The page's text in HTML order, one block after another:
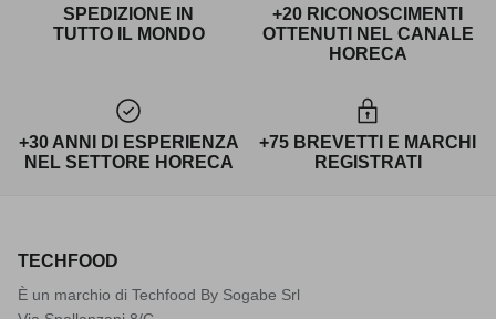
SPEDIZIONE IN
TUTTO IL MONDO
+20 RICONOSCIMENTI
OTTENUTI NEL CANALE
HORECA
+30 ANNI DI ESPERIENZA
NEL SETTORE HORECA
+75 BREVETTI E MARCHI
REGISTRATI
TECHFOOD
È un marchio di Techfood By Sogabe Srl